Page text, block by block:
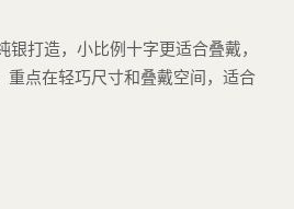
打造，小比例十字更适合叠戴，
点在轻巧尺寸和叠戴空间，适合